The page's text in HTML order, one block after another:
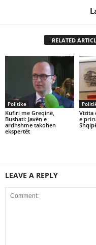
RELATED
Politike
Kufiri me Greqinë,
Bushati: Javën e
ardhshme takohen
ekspertët
Vizita
e
LEAVE A REPLY